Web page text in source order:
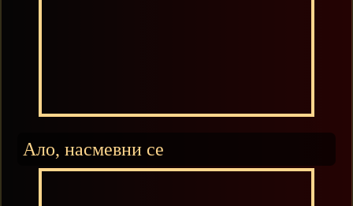
Ало, насмевни се